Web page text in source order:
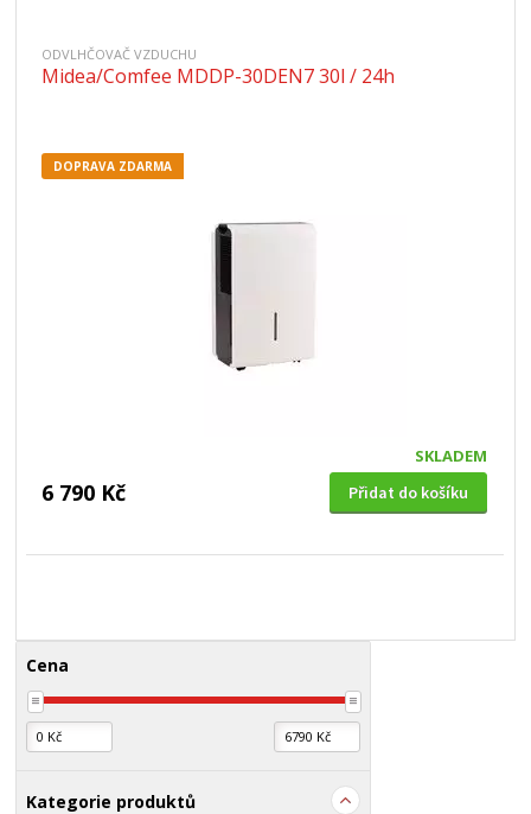
ODVLHČOVAČ VZDUCHU
Midea/Comfee MDDP-30DEN7 30l / 24h
DOPRAVA ZDARMA
SKLADEM
6 790 Kč Přidat do košíku
Cena
Kategorie produktů